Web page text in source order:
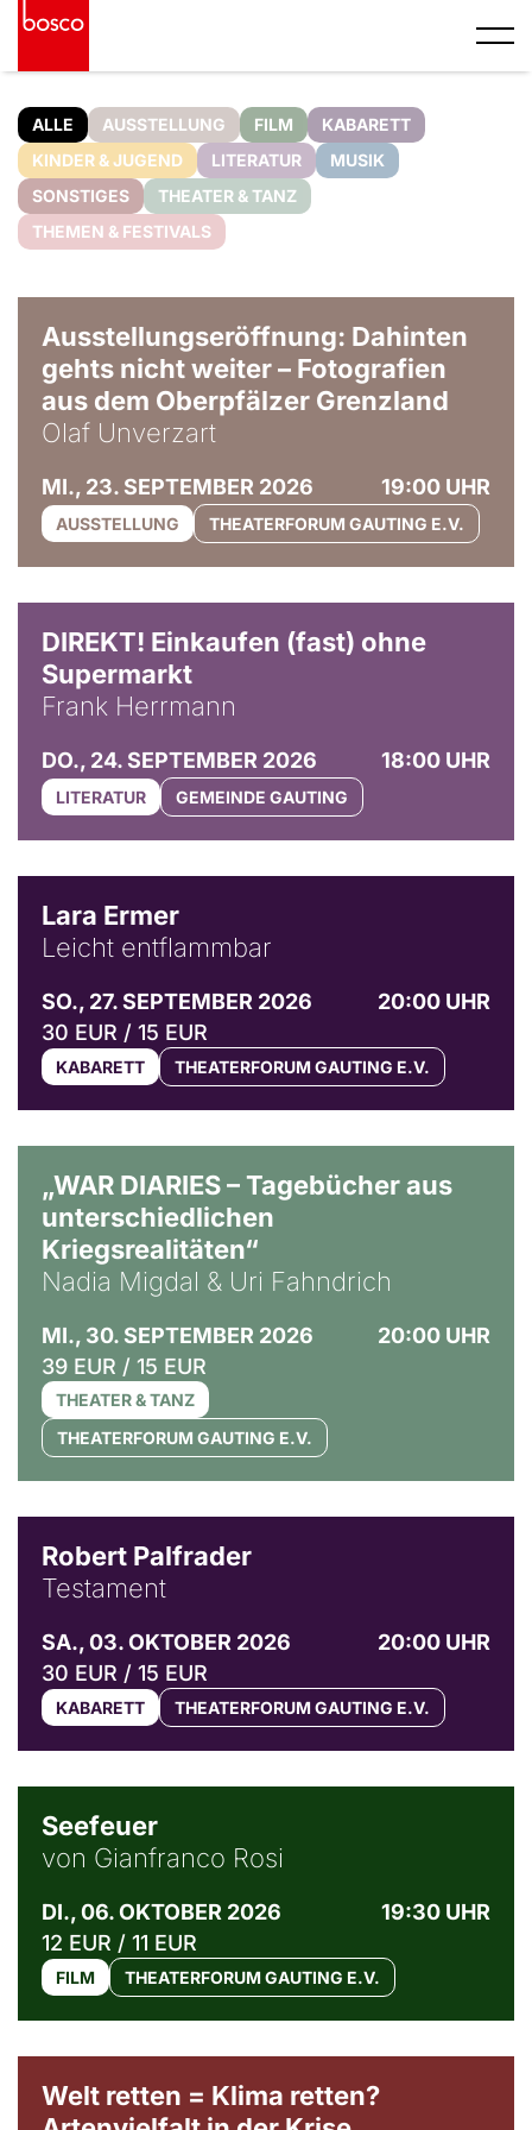
ALLE AUSSTELLUNG FILM
KABARETT
KINDER & JUGEND
LITERATUR
MUSIK
SONSTIGES
THEATER & TANZ
THEMEN & FESTIVALS
Ausstellungseröffnung: Dahinten
gehts nicht weiter – Fotografien
aus dem Oberpfälzer Grenzland
Olaf Unverzart
MI., 23. SEPTEMBER 2026 19:00 UHR
AUSSTELLUNG THEATERFORUM GAUTING E.V.
DIREKT! Einkaufen (fast) ohne
Supermarkt
Frank Herrmann
DO., 24. SEPTEMBER 2026 18:00 UHR
LITERATUR GEMEINDE GAUTING
Lara Ermer
Leicht entflammbar
SO., 27. SEPTEMBER 2026
20:00 UHR
30 EUR / 15 EUR
KABARETT THEATERFORUM GAUTING E.V.
„WAR DIARIES – Tagebücher aus
unterschiedlichen
Kriegsrealitäten“
Nadia Migdal & Uri Fahndrich
MI., 30. SEPTEMBER 2026
20:00 UHR
39 EUR / 15 EUR
THEATER & TANZ
THEATERFORUM GAUTING E.V.
Robert Palfrader
Testament
SA., 03. OKTOBER 2026
20:00 UHR
30 EUR / 15 EUR
KABARETT THEATERFORUM GAUTING E.V.
Seefeuer
von Gianfranco Rosi
DI., 06. OKTOBER 2026
19:30 UHR
12 EUR / 11 EUR
FILM THEATERFORUM GAUTING E.V.
Welt retten = Klima retten?